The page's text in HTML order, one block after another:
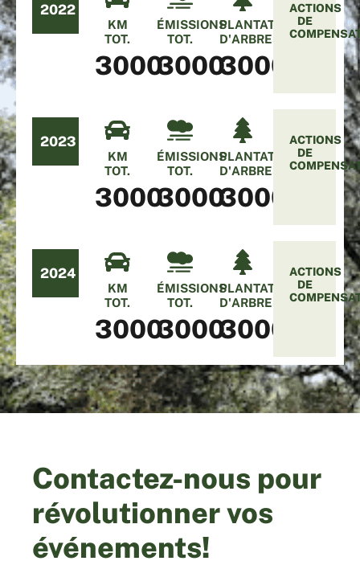
2022
KM
TOT.
3000
ÉMISSIONS
TOT.
3000
PLANTATION
D'ARBRES
3000
ACTIONS
DE
2023
KM
TOT.
3000
ÉMISSIONS
TOT.
3000
PLANTATION
D'ARBRES
3000
ACTIONS
DE
2024
KM
TOT.
3000
ÉMISSIONS
TOT.
3000
PLANTATION
D'ARBRES
3000
ACTIONS
DE
Contactez-nous pour
révolutionner vos
événements!